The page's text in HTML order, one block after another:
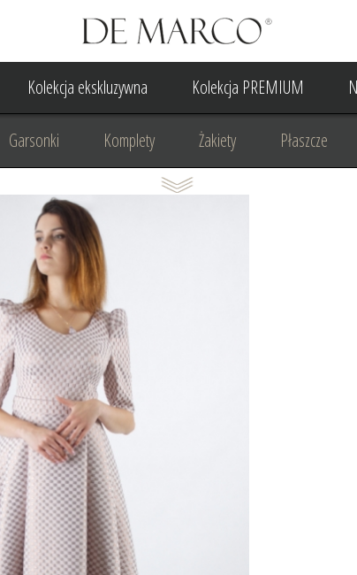
Kolekcja ekskluzywna Kolekcja PREMIUM
Garsonki Komplety Żakiety Płaszcze
Suknia Wieczorowa Suknia Ślubna
Odzież biznesowa